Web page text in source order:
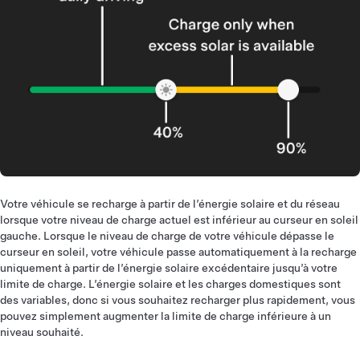
Votre véhicule se recharge à partir de l’énergie solaire et du réseau
lorsque votre niveau de charge actuel est inférieur au curseur en soleil
gauche. Lorsque le niveau de charge de votre véhicule dépasse le
curseur en soleil, votre véhicule passe automatiquement à la recharge
uniquement à partir de l’énergie solaire excédentaire jusqu’à votre
limite de charge. L’énergie solaire et les charges domestiques sont
des variables, donc si vous souhaitez recharger plus rapidement, vous
pouvez simplement augmenter la limite de charge inférieure à un
niveau souhaité.